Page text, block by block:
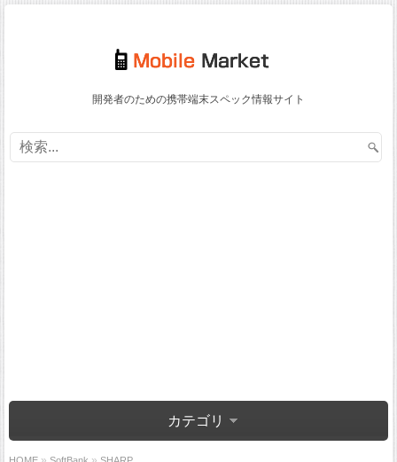
開発者のための携帯端末スペック情報サイト
カテゴリ